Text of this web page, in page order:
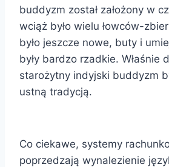
buddyzm został założony w
wciąż było wielu łowców-
było jeszcze nowe, buty i
były bardzo rzadkie. Właśnie
starożytny indyjski buddyzm
ustną tradycją.
Co ciekawe, systemy
poprzedzają wynalezienie